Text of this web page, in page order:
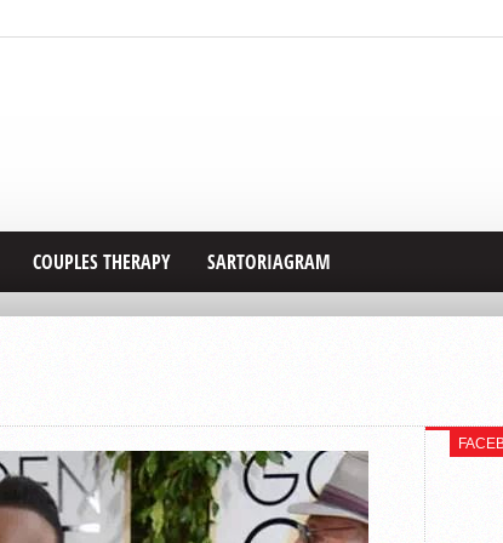
COUPLES THERAPY SARTORIAGRAM